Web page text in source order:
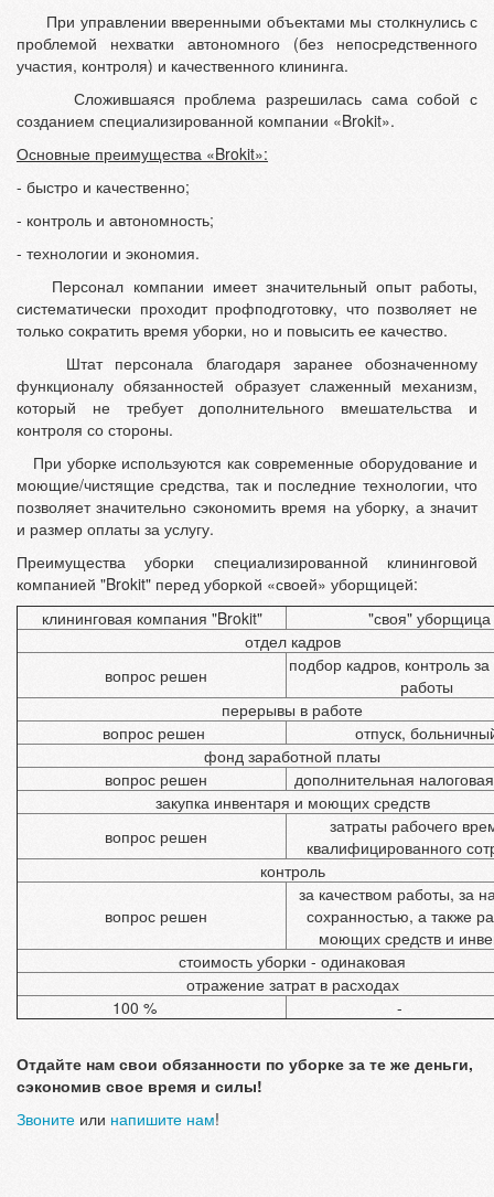
При управлении вверенными объектами мы столкнулись с
проблемой нехватки автономного (без непосредственного
участия, контроля) и качественного клининга.
Сложившаяся проблема разрешилась сама собой с
созданием специализированной компании «Brokit».
Основные преимущества «Brokit»:
- быстро и качественно;
- контроль и автономность;
- технологии и экономия.
Персонал компании имеет значительный опыт работы,
систематически проходит профподготовку, что позволяет не
только сократить время уборки, но и повысить ее качество.
Штат персонала благодаря заранее обозначенному
функционалу обязанностей образует слаженный механизм,
который не требует дополнительного вмешательства и
контроля со стороны.
При уборке используются как современные оборудование и
моющие/чистящие средства, так и последние технологии, что
позволяет значительно сэкономить время на уборку, а значит
и размер оплаты за услугу.
Преимущества уборки специализированной клининговой
компанией "Brokit" перед уборкой «своей» уборщицей:
клининговая компания "Brokit"
"своя" уборщица
отдел кадров
вопрос решен
подбор кадров, контроль
работы
перерывы в работе
вопрос решен
отпуск,
фонд заработной платы
вопрос решен
дополнительная
закупка инвентаря и моющих средств
вопрос решен
затраты рабочего
квалифицированного
контроль
вопрос решен
за качеством работы, за
сохранностью, а также
моющих средств и
стоимость уборки - одинаковая
отражение затрат в расходах
100 %
-
Отдайте нам свои обязанности по уборке за те же деньги,
сэкономив свое время и силы!
Звоните или напишите нам!